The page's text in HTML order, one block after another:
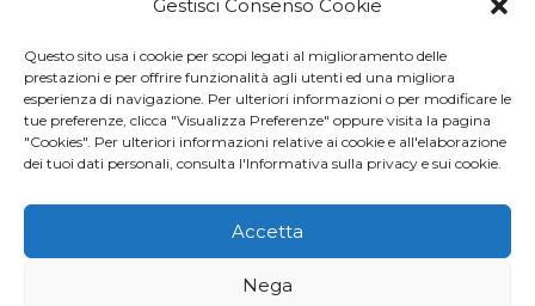
Gestisci Consenso Cookie
Questo sito usa i cookie per scopi legati al miglioramento delle
prestazioni e per offrire funzionalità agli utenti ed una migliora
esperienza di navigazione. Per ulteriori informazioni o per modificare le
tue preferenze, clicca "Visualizza Preferenze" oppure visita la pagina
"Cookies". Per ulteriori informazioni relative ai cookie e all'elaborazione
dei tuoi dati personali, consulta l'Informativa sulla privacy e sui cookie.
Accetta
Nega
Content Creation
Digital PR
Influencer Marketing
Newsletter
© Copyright 2022 Arianna Chieli. All right reserved. P.IVA